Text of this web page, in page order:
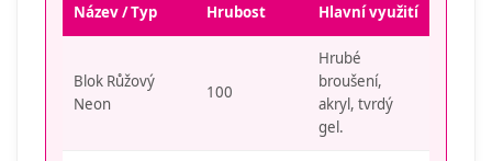
Název / Typ Hrubost Hlavní využití
Blok Růžový
Neon
100
Hrubé
broušení,
akryl, tvrdý
gel.